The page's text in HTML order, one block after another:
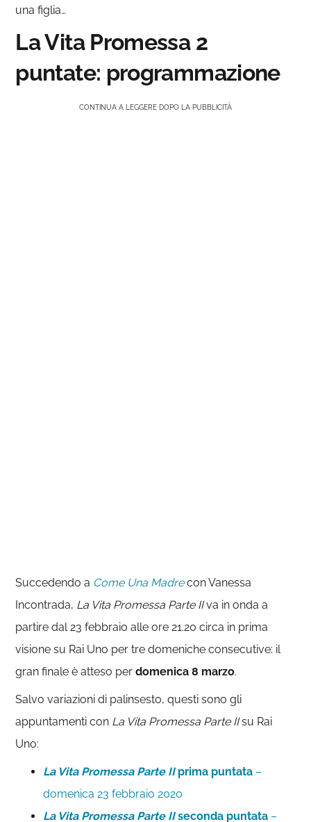
una figlia…
La Vita Promessa 2
puntate: programmazione
CONTINUA A LEGGERE DOPO LA PUBBLICITÀ
Succedendo a Come Una Madrecon Vanessa
Incontrada, La Vita Promessa Parte IIva in onda a
partire dal 23 febbraio alle ore 21.20 circa in prima
visione su Rai Uno per tre domeniche consecutive: il
gran finale è atteso perdomenica 8 marzo.
Salvo variazioni di palinsesto, questi sono gli
appuntamenti con La Vita Promessa Parte IIsu Rai
Uno:
La Vita Promessa Parte IIprima puntata –
domenica 23 febbraio 2020
La Vita Promessa Parte IIseconda puntata –